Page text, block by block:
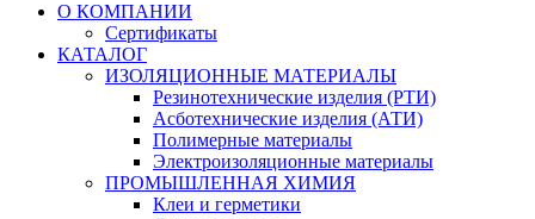
О КОМПАНИИ
Сертификаты
КАТАЛОГ
ИЗОЛЯЦИОННЫЕ МАТЕРИАЛЫ
Резинотехнические изделия (РТИ)
Асботехнические изделия (АТИ)
Полимерные материалы
Электроизоляционные материалы
ПРОМЫШЛЕННАЯ ХИМИЯ
Клеи и герметики